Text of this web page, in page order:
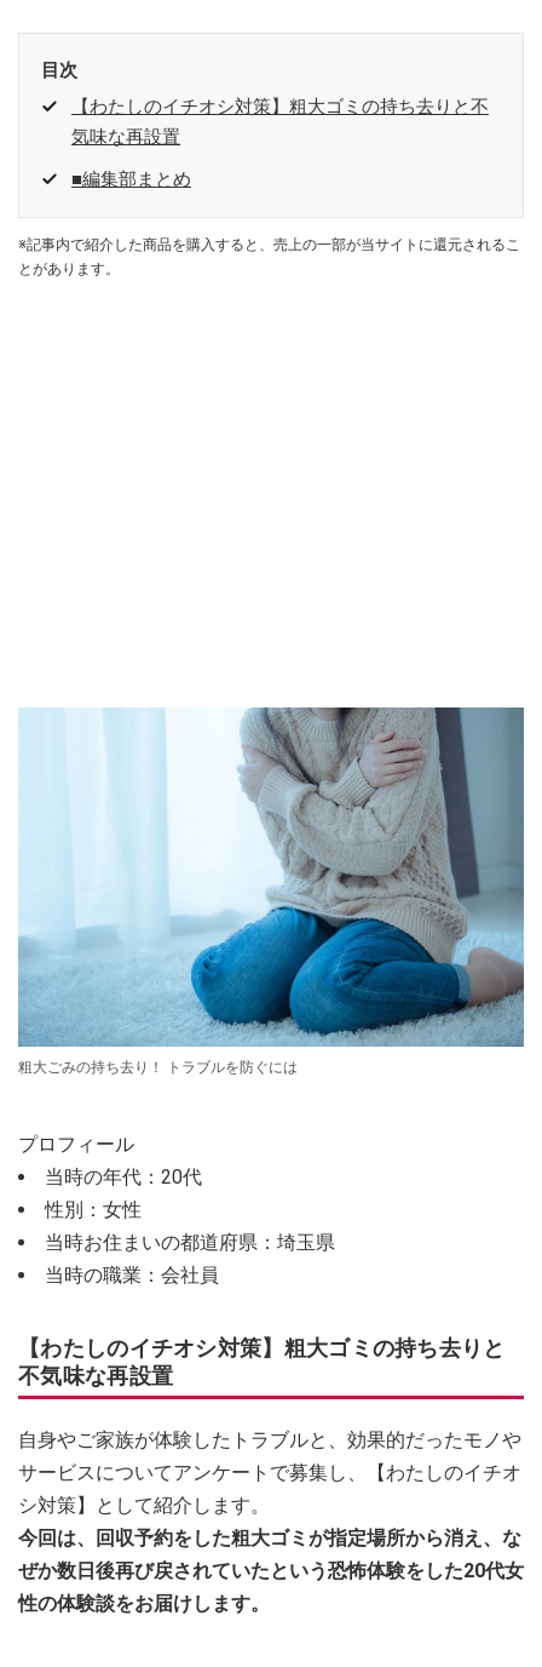
目次
【わたしのイチオシ対策】粗大ゴミの持ち去りと不
気味な再設置
■編集部まとめ
※記事内で紹介した商品を購入すると、売上の一部が当サイトに還元されるこ
とがあります。
粗大ごみの持ち去り！ トラブルを防ぐには
プロフィール
当時の年代：20代
性別：女性
当時お住まいの都道府県：埼玉県
当時の職業：会社員
【わたしのイチオシ対策】粗大ゴミの持ち去りと
不気味な再設置
自身やご家族が体験したトラブルと、効果的だったモノや
サービスについてアンケートで募集し、【わたしのイチオ
シ対策】として紹介します。
今回は、回収予約をした粗大ゴミが指定場所から消え、な
ぜか数日後再び戻されていたという恐怖体験をした20代女
性の体験談をお届けします。